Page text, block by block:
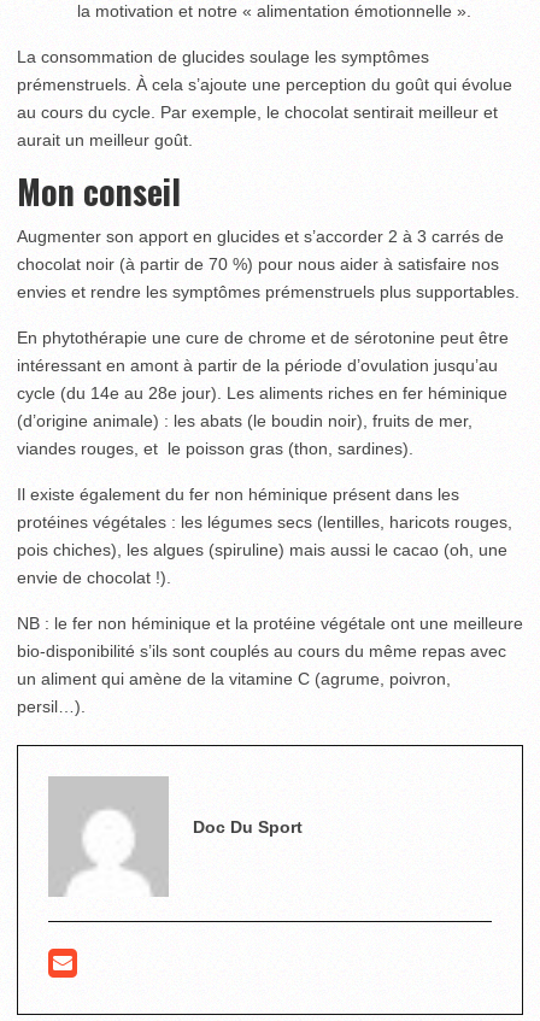
la motivation et notre « alimentation émotionnelle ».
La consommation de glucides soulage les symptômes
prémenstruels. À cela s’ajoute une perception du goût qui évolue
au cours du cycle. Par exemple, le chocolat sentirait meilleur et
aurait un meilleur goût.
Mon conseil
Augmenter son apport en glucides et s’accorder 2 à 3 carrés de
chocolat noir (à partir de 70 %) pour nous aider à satisfaire nos
envies et rendre les symptômes prémenstruels plus supportables.
En phytothérapie une cure de chrome et de sérotonine peut être
intéressant en amont à partir de la période d’ovulation jusqu’au
cycle (du 14e au 28e jour). Les aliments riches en fer héminique
(d’origine animale) : les abats (le boudin noir), fruits de mer,
viandes rouges, et le poisson gras (thon, sardines).
Il existe également du fer non héminique présent dans les
protéines végétales : les légumes secs (lentilles, haricots rouges,
pois chiches), les algues (spiruline) mais aussi le cacao (oh, une
envie de chocolat !).
NB : le fer non héminique et la protéine végétale ont une meilleure
bio-disponibilité s’ils sont couplés au cours du même repas avec
un aliment qui amène de la vitamine C (agrume, poivron,
persil…).
Doc Du Sport